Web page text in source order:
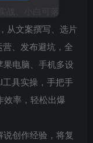
、小白可落
从文案撰写、选片
、发布避坑，全
电脑、手机多设
具实操，手把手
效率，轻松出爆
创作经验，将复